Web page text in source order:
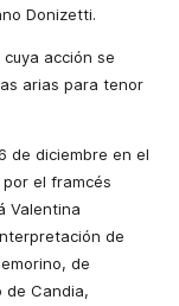
Donizetti.
acción se
arias para tenor
de diciembre en el
el framcés
Valentina
de
de
de Candia,